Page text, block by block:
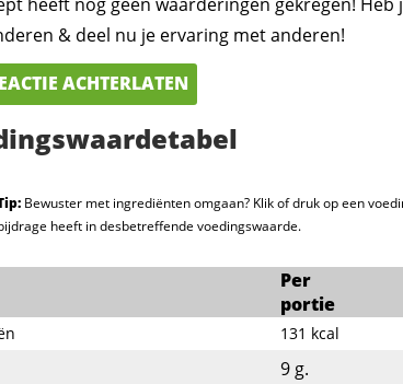
heeft nog geen waarderingen gekregen! Heb
& deel nu je ervaring met anderen!
ACHTERLATEN
Bewuster met ingrediënten omgaan? Klik of druk op een
heeft in desbetreffende voedingswaarde.
Per
portie
131 kcal
9 g.